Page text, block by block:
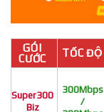
GÓI
CƯỚC
TỐC ĐỘ
Super300
Biz
300Mbps
/